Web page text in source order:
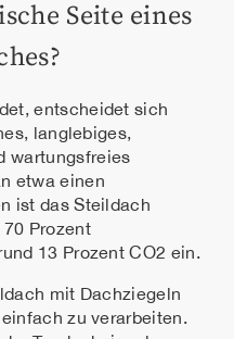
Seite eines
entscheidet sich
langlebiges,
wartungsfreies
etwa einen
ist das Steildach
Prozent
13 Prozent CO2 ein.
mit Dachziegeln
zu verarbeiten.